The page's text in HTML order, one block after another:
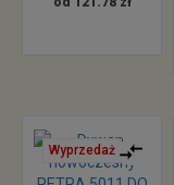
Wyprzedaż